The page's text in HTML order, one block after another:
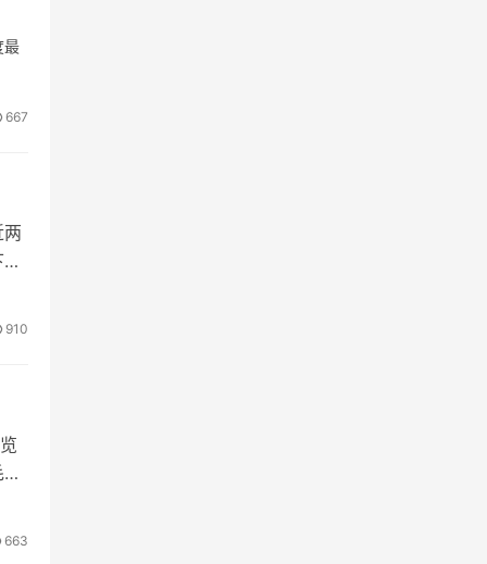
最
667
910
663